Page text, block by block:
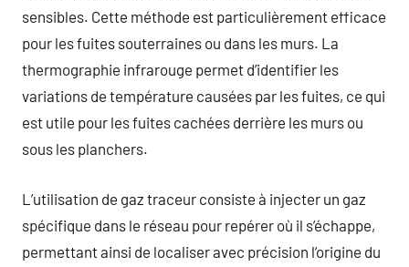
sensibles. Cette méthode est particulièrement efficace
pour les fuites souterraines ou dans les murs. La
thermographie infrarouge permet d’identifier les
variations de température causées par les fuites, ce qui
est utile pour les fuites cachées derrière les murs ou
sous les planchers.
L’utilisation de gaz traceur consiste à injecter un gaz
spécifique dans le réseau pour repérer où il s’échappe,
permettant ainsi de localiser avec précision l’origine du